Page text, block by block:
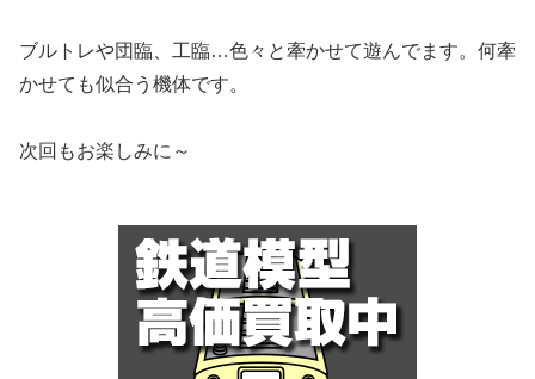
ブルトレや団臨、工臨…色々と牽かせて遊んでます。何牽
かせても似合う機体です。
次回もお楽しみに～